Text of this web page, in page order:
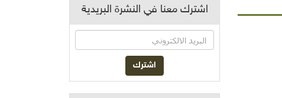
اشترك معنا في النشرة البريدية